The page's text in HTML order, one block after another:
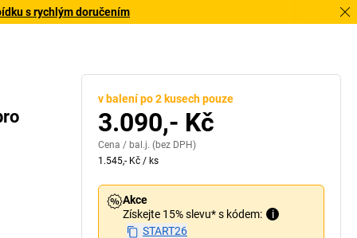
s rychlým doručením
v balení po 2 kusech pouze
3.090,- Kč
Cena / bal.j. (bez DPH)
1.545,- Kč / ks
Akce
Získejte 15% slevu* s kódem:
i
START26